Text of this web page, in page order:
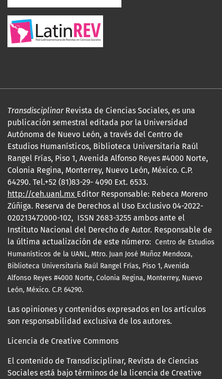
TransdisciplinarRevista de Ciencias Sociales, es una
publicación semestral editada por la Universidad
Autónoma de Nuevo León, a través del Centro de
Estudios Humanísticos, Biblioteca Universitaria Raúl
Rangel Frías, Piso 1, Avenida Alfonso Reyes #4000 Norte,
Colonia Regina, Monterrey, Nuevo León, México. C.P.
64290. Tel.+52 (81)83-29- 4090 Ext. 6533.
http://ceh.uanl.mx Editor Responsable: Rebeca Moreno
Zúñiga. Reserva de Derechos al Uso Exclusivo 04-2022-
020213472000-102, ISSN 2683-3255 ambos ante el
Instituto Nacional del Derecho de Autor. Responsable de
la última actualización de este número: Centro de Estudios
Humanísticos de la UANL, Mtro. Juan José Muñoz Mendoza,
Biblioteca Universitaria Raúl Rangel Frías, Piso 1, Avenida
Alfonso Reyes #4000 Norte, Colonia Regina, Monterrey, Nuevo
León, México. C.P. 64290.
Las opiniones y contenidos expresados en los artículos
son responsabilidad exclusiva de los autores.
Licencia de Creative Commons
El contenido de Transdisciplinar, Revista de Ciencias
Sociales está bajo términos de la licencia de Creative